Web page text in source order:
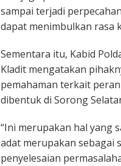
sampai terjadi
dapat menimbulkan rasa
Sementara itu, Kabid
Kladit mengatakan
pemahaman terkait
dibentuk di Sorong
“Ini merupakan hal yang
adat merupakan sebagai
penyelesaian